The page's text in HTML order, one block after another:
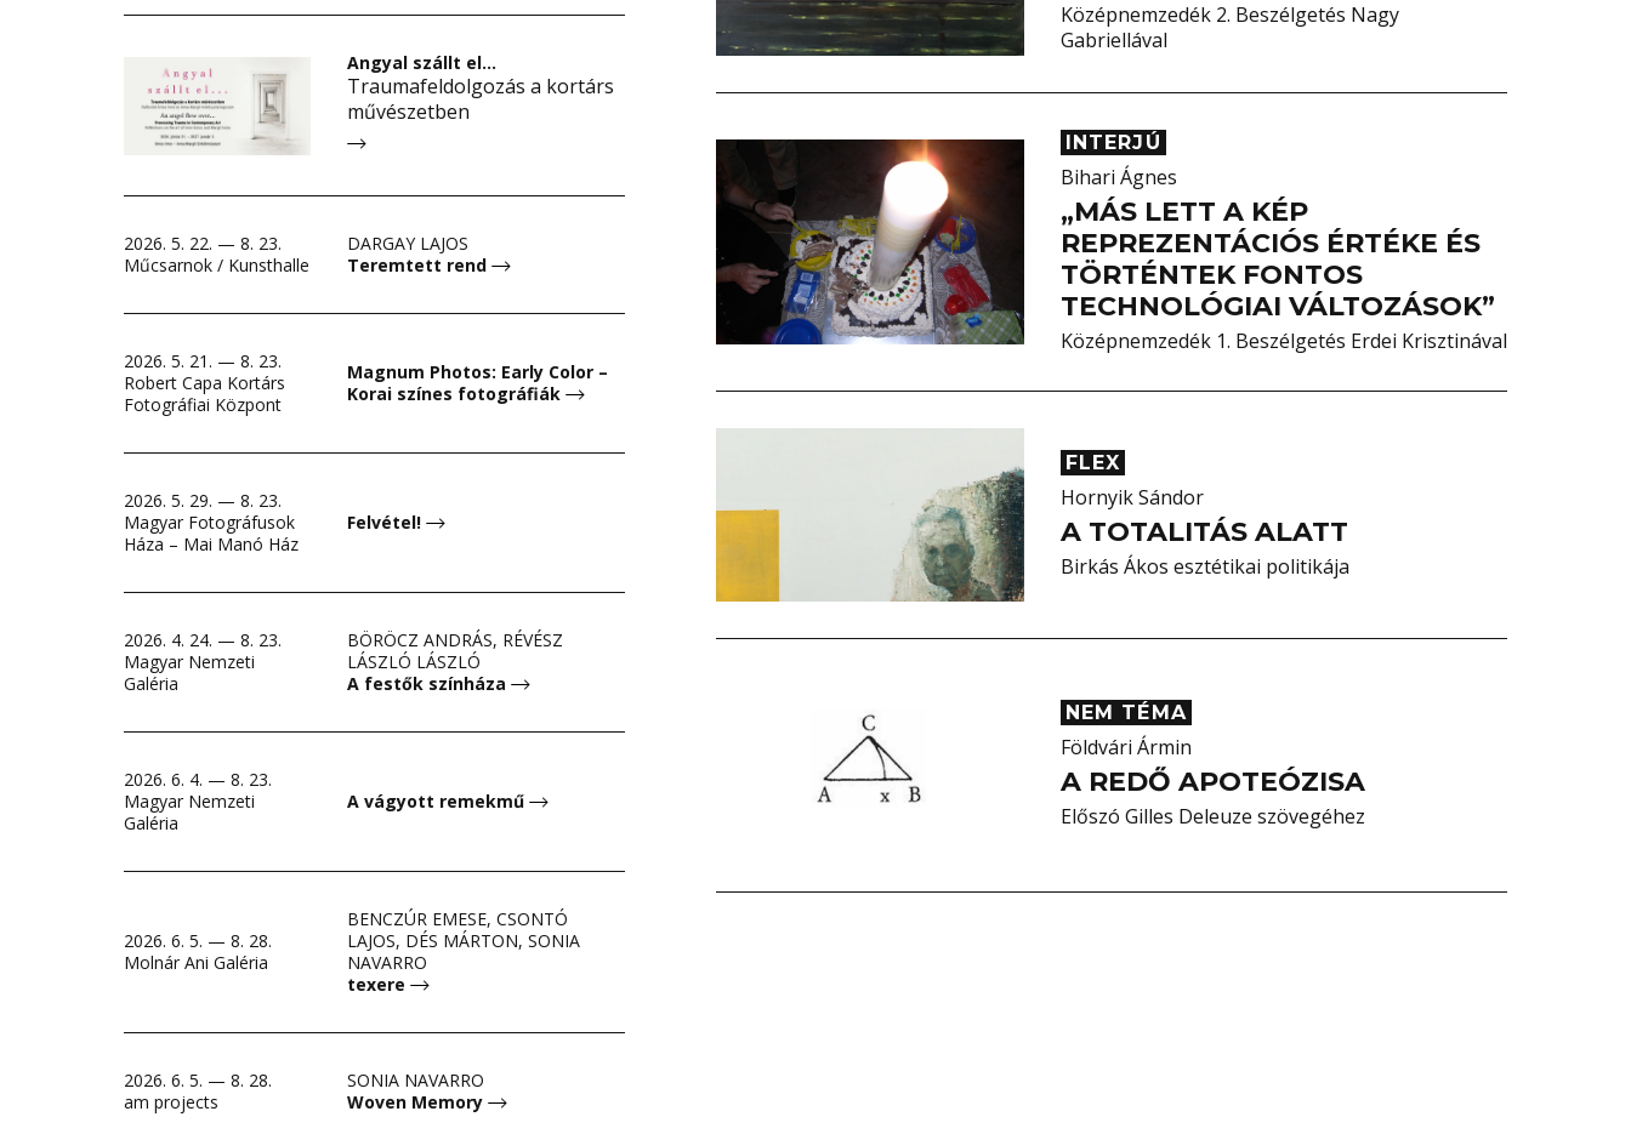
Angyal szállt el…
Traumafeldolgozás a kortárs
művészetben
2026. 5. 22. — 8. 23.
Műcsarnok / Kunsthalle
DARGAY LAJOS
Teremtett rend
2026. 5. 21. — 8. 23.
Robert Capa Kortárs
Fotográfiai Központ
Magnum Photos: Early Color –
Korai színes fotográfiák
2026. 5. 29. — 8. 23.
Magyar Fotográfusok
Háza – Mai Manó Ház
Felvétel!
2026. 4. 24. — 8. 23.
Magyar Nemzeti
Galéria
BÖRÖCZ ANDRÁS, RÉVÉSZ
LÁSZLÓ LÁSZLÓ
A festők színháza
2026. 6. 4. — 8. 23.
Magyar Nemzeti
Galéria
A vágyott remekmű
2026. 6. 5. — 8. 28.
Molnár Ani Galéria
BENCZÚR EMESE, CSONTÓ
LAJOS, DÉS MÁRTON, SONIA
NAVARRO
texere
2026. 6. 5. — 8. 28.
am projects
SONIA NAVARRO
Woven Memory
Középnemzedék 2. Beszélgetés Nagy
Gabriellával
INTERJÚ
Bihari Ágnes
„MÁS LETT A KÉP
REPREZENTÁCIÓS ÉRTÉKE ÉS
TÖRTÉNTEK FONTOS
TECHNOLÓGIAI VÁLTOZÁSOK”
Középnemzedék 1. Beszélgetés Erdei Krisztinával
FLEX
Hornyik Sándor
A TOTALITÁS ALATT
Birkás Ákos esztétikai politikája
NEM TÉMA
Földvári Ármin
A REDŐ APOTEÓZISA
Előszó Gilles Deleuze szövegéhez